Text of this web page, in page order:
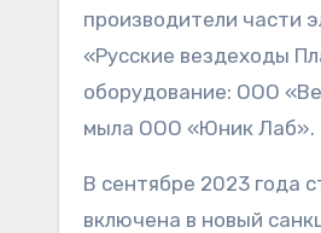
производители части
«Русские вездеходы
оборудование: ООО
мыла ООО «Юник Лаб».
В сентябре 2023 года
включена в новый